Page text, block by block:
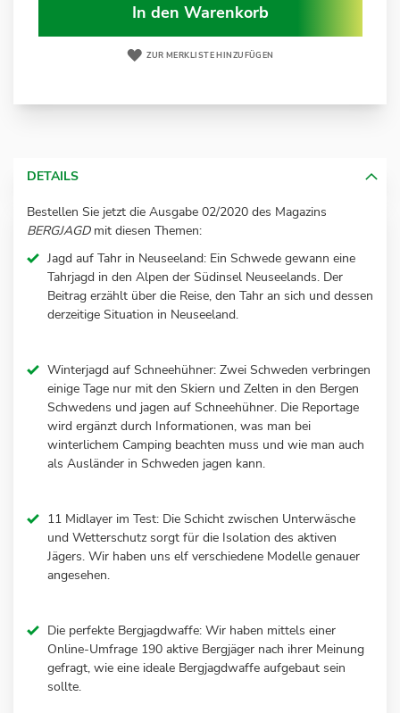
In den Warenkorb
ZUR MERKLISTE HINZUFÜGEN
DETAILS
Bestellen Sie jetzt die Ausgabe 02/2020 des Magazins
BERGJAGD mit diesen Themen:
Jagd auf Tahr in Neuseeland: Ein Schwede gewann eine
Tahrjagd in den Alpen der Südinsel Neuseelands. Der
Beitrag erzählt über die Reise, den Tahr an sich und dessen
derzeitige Situation in Neuseeland.
Winterjagd auf Schneehühner: Zwei Schweden verbringen
einige Tage nur mit den Skiern und Zelten in den Bergen
Schwedens und jagen auf Schneehühner. Die Reportage
wird ergänzt durch Informationen, was man bei
winterlichem Camping beachten muss und wie man auch
als Ausländer in Schweden jagen kann.
11 Midlayer im Test: Die Schicht zwischen Unterwäsche
und Wetterschutz sorgt für die Isolation des aktiven
Jägers. Wir haben uns elf verschiedene Modelle genauer
angesehen.
Die perfekte Bergjagdwaffe: Wir haben mittels einer
Online-Umfrage 190 aktive Bergjäger nach ihrer Meinung
gefragt, wie eine ideale Bergjagdwaffe aufgebaut sein
sollte.